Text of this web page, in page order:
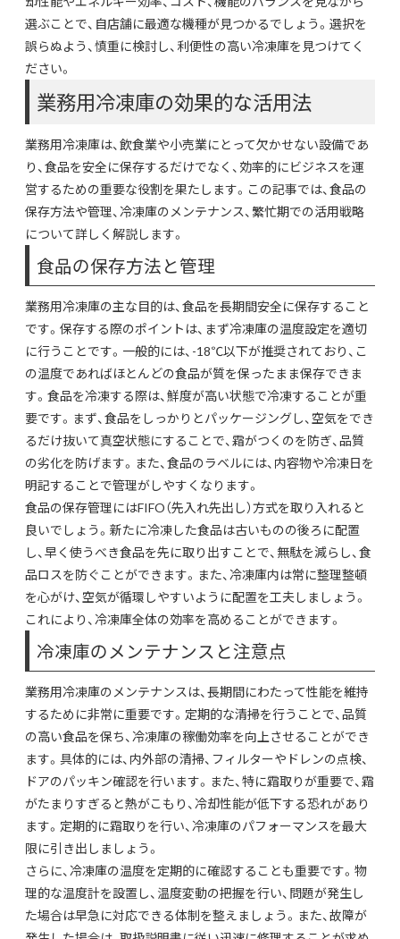
選ぶことで、自店舗に最適な機種が見つかるでしょう。選択を
誤らぬよう、慎重に検討し、利便性の高い冷凍庫を見つけてく
ださい。
業務用冷凍庫の効果的な活用法
業務用冷凍庫は、飲食業や小売業にとって欠かせない設備であ
り、食品を安全に保存するだけでなく、効率的にビジネスを運
営するための重要な役割を果たします。この記事では、食品の
保存方法や管理、冷凍庫のメンテナンス、繁忙期での活用戦略
について詳しく解説します。
食品の保存方法と管理
業務用冷凍庫の主な目的は、食品を長期間安全に保存すること
です。保存する際のポイントは、まず冷凍庫の温度設定を適切
に行うことです。一般的には、-18℃以下が推奨されており、こ
の温度であればほとんどの食品が質を保ったまま保存できま
す。食品を冷凍する際は、鮮度が高い状態で冷凍することが重
要です。まず、食品をしっかりとパッケージングし、空気をでき
るだけ抜いて真空状態にすることで、霜がつくのを防ぎ、品質
の劣化を防げます。また、食品のラベルには、内容物や冷凍日を
明記することで管理がしやすくなります。
食品の保存管理にはFIFO（先入れ先出し）方式を取り入れると
良いでしょう。新たに冷凍した食品は古いものの後ろに配置
し、早く使うべき食品を先に取り出すことで、無駄を減らし、食
品ロスを防ぐことができます。また、冷凍庫内は常に整理整頓
を心がけ、空気が循環しやすいように配置を工夫しましょう。
これにより、冷凍庫全体の効率を高めることができます。
冷凍庫のメンテナンスと注意点
業務用冷凍庫のメンテナンスは、長期間にわたって性能を維持
するために非常に重要です。定期的な清掃を行うことで、品質
の高い食品を保ち、冷凍庫の稼働効率を向上させることができ
ます。具体的には、内外部の清掃、フィルターやドレンの点検、
ドアのパッキン確認を行います。また、特に霜取りが重要で、霜
がたまりすぎると熱がこもり、冷却性能が低下する恐れがあり
ます。定期的に霜取りを行い、冷凍庫のパフォーマンスを最大
限に引き出しましょう。
さらに、冷凍庫の温度を定期的に確認することも重要です。物
理的な温度計を設置し、温度変動の把握を行い、問題が発生し
た場合は早急に対応できる体制を整えましょう。また、故障が